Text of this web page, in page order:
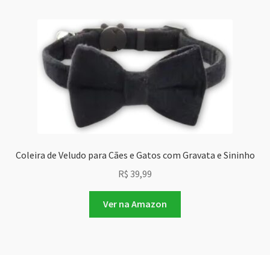
Coleira de Veludo para Cães e Gatos com Gravata e Sininho
R$ 39,99
Ver na Amazon